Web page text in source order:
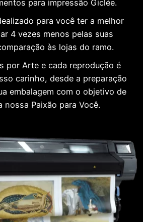
para impressão Giclée.
para você ter a melhor
4 vezes menos pelas suas
às lojas do ramo.
por Arte e cada reprodução é
carinho, desde a preparação
embalagem com o objetivo de
nossa Paixão para Você.